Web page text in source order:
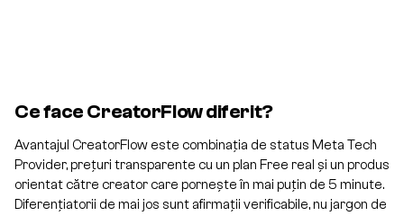
Ce face CreatorFlow diferit?
Avantajul CreatorFlow este combinația de status Meta Tech
Provider, prețuri transparente cu un plan Free real și un produs
orientat către creator care pornește în mai puțin de 5 minute.
Diferențiatorii de mai jos sunt afirmații verificabile, nu jargon de